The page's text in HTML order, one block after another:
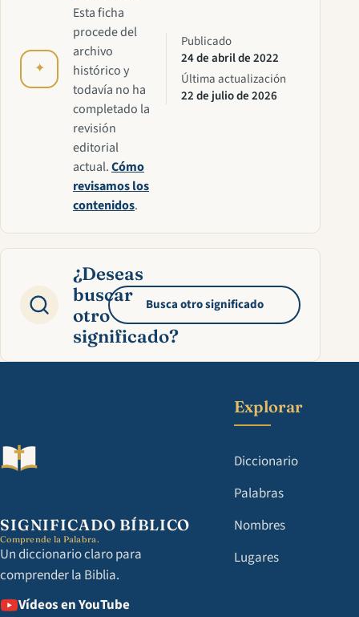
✦
Esta ficha
procede del
archivo
histórico y
todavía no ha
completado la
revisión
editorial
actual.Cómo
revisamos los
contenidos.
Publicado
24 de abril de 2022
Última actualización
22 de julio de 2026
¿Deseas
buscar
otro
significado?
Busca otro significado
SIGNIFICADO BÍBLICO
Comprende la Palabra.
Un diccionario claro para
comprender la Biblia.
Vídeos en YouTube
Explorar
Diccionario
Palabras
Nombres
Lugares